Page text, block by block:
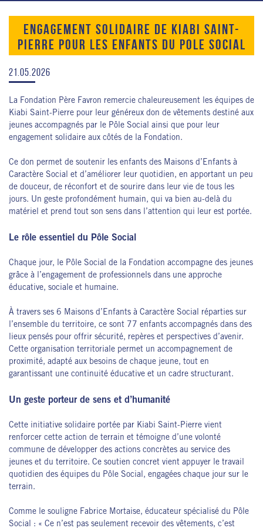
ENGAGEMENT SOLIDAIRE DE KIABI SAINT-
PIERRE POUR LES ENFANTS DU POLE SOCIAL
21.05.2026
La Fondation Père Favron remercie chaleureusement les équipes de
Kiabi Saint-Pierre pour leur généreux don de vêtements destiné aux
jeunes accompagnés par le Pôle Social ainsi que pour leur
engagement solidaire aux côtés de la Fondation.
Ce don permet de soutenir les enfants des Maisons d’Enfants à
Caractère Social et d’améliorer leur quotidien, en apportant un peu
de douceur, de réconfort et de sourire dans leur vie de tous les
jours. Un geste profondément humain, qui va bien au-delà du
matériel et prend tout son sens dans l’attention qui leur est portée.
Le rôle essentiel du Pôle Social
Chaque jour, le Pôle Social de la Fondation accompagne des jeunes
grâce à l’engagement de professionnels dans une approche
éducative, sociale et humaine.
À travers ses 6 Maisons d’Enfants à Caractère Social réparties sur
l’ensemble du territoire, ce sont 77 enfants accompagnés dans des
lieux pensés pour offrir sécurité, repères et perspectives d’avenir.
Cette organisation territoriale permet un accompagnement de
proximité, adapté aux besoins de chaque jeune, tout en
garantissant une continuité éducative et un cadre structurant.
Un geste porteur de sens et d’humanité
Cette initiative solidaire portée par Kiabi Saint-Pierre vient
renforcer cette action de terrain et témoigne d’une volonté
commune de développer des actions concrètes au service des
jeunes et du territoire. Ce soutien concret vient appuyer le travail
quotidien des équipes du Pôle Social, engagées chaque jour sur le
terrain.
Comme le souligne Fabrice Mortaise, éducateur spécialisé du Pôle
Social : « Ce n’est pas seulement recevoir des vêtements, c’est